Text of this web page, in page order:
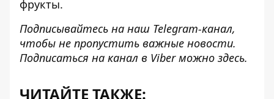
фрукты.
Подписывайтесь на наш Telegram-канал,
чтобы не пропустить важные новости.
Подписаться на канал в Viber можно здесь.
ЧИТАЙТЕ ТАКЖЕ: